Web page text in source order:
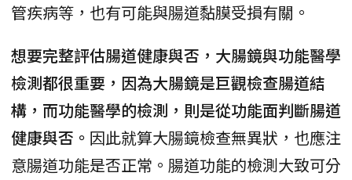
管疾病等，也有可能與腸道黏膜受損有關。
想要完整評估腸道健康與否，大腸鏡與功能醫學
檢測都很重要，因為大腸鏡是巨觀檢查腸道結
構，而功能醫學的檢測，則是從功能面判斷腸道
健康與否。 因此就算大腸鏡檢查無異狀，也應注
意腸道功能是否正常。腸道功能的檢測大致可分